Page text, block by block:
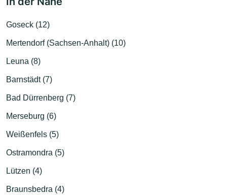
Goseck (12)
Mertendorf (Sachsen-Anhalt) (10)
Leuna (8)
Barnstädt (7)
Bad Dürrenberg (7)
Merseburg (6)
Weißenfels (5)
Ostramondra (5)
Lützen (4)
Braunsbedra (4)